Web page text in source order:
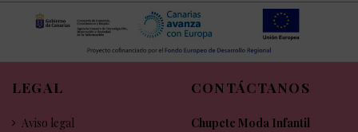
LEGAL
Aviso legal
CONTÁCTANOS
Chupete Moda Infantil